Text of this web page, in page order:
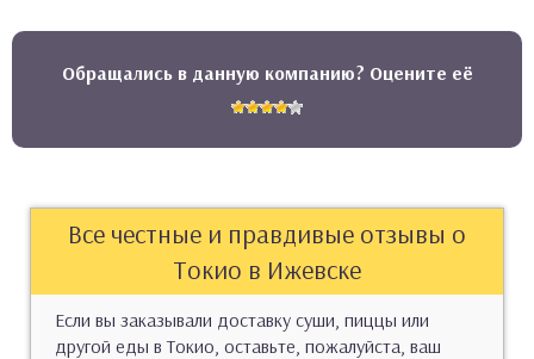
Обращались в данную компанию? Оцените её
Все честные и правдивые отзывы о
Токио в Ижевске
Если вы заказывали доставку суши, пиццы или
другой еды в Токио, оставьте, пожалуйста, ваш